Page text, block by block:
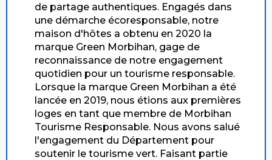
de partage authentiques. Engagés dans
une démarche écoresponsable, notre
maison d'hôtes a obtenu en 2020 la
marque Green Morbihan, gage de
reconnaissance de notre engagement
quotidien pour un tourisme responsable.
Lorsque la marque Green Morbihan a été
lancée en 2019, nous étions aux premières
loges en tant que membre de Morbihan
Tourisme Responsable. Nous avons salué
l'engagement du Département pour
soutenir le tourisme vert. Faisant partie